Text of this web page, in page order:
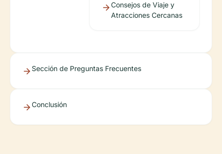
Consejos de Viaje y
Atracciones Cercanas
Sección de Preguntas Frecuentes
Conclusión